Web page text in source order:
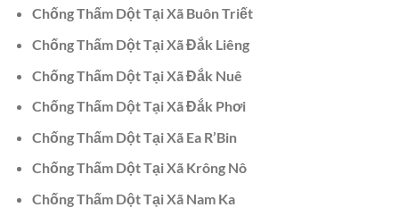
Chống Thấm Dột Tại Xã Buôn Triết
Chống Thấm Dột Tại Xã Đắk Liêng
Chống Thấm Dột Tại Xã Đắk Nuê
Chống Thấm Dột Tại Xã Đắk Phơi
Chống Thấm Dột Tại Xã Ea R’Bin
Chống Thấm Dột Tại Xã Krông Nô
Chống Thấm Dột Tại Xã Nam Ka